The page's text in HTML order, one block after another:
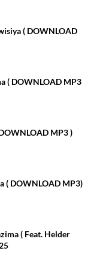
( DOWNLOAD
( DOWNLOAD MP3
MP3 )
( DOWNLOAD MP3)
( Feat. Helder